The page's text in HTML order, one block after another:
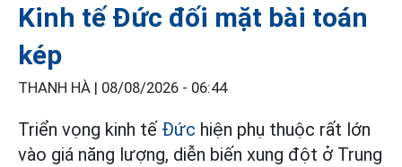
Kinh tế Đức đối mặt bài toán
kép
THANH HÀ | 08/08/2026 - 06:44
Triển vọng kinh tế Đức hiện phụ thuộc rất lớn
vào giá năng lượng, diễn biến xung đột ở Trung